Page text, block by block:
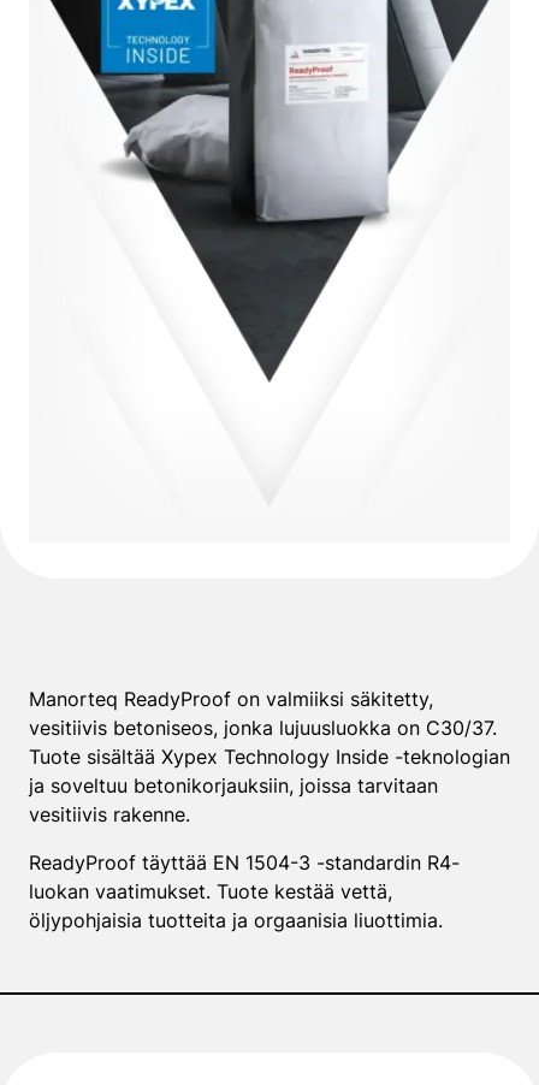
Manorteq ReadyProof on valmiiksi säkitetty,
vesitiivis betoniseos, jonka lujuusluokka on C30/37.
Tuote sisältää Xypex Technology Inside -teknologian
ja soveltuu betonikorjauksiin, joissa tarvitaan
vesitiivis rakenne.
ReadyProof täyttää EN 1504-3 -standardin R4-
luokan vaatimukset. Tuote kestää vettä,
öljypohjaisia tuotteita ja orgaanisia liuottimia.